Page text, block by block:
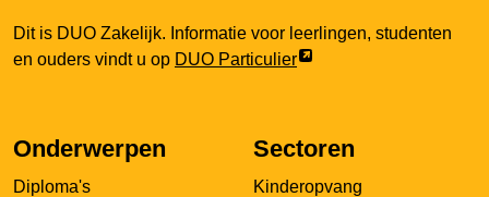
Dit is DUO Zakelijk. Informatie voor leerlingen, studenten
en ouders vindt u op DUO Particulier
Link
Onderwerpen
Diploma's
Sectoren
Kinderopvang